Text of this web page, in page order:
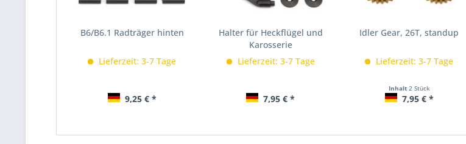
B6/B6.1 Radträger hinten
Lieferzeit: 3-7 Tage
9,25 € *
Halter für Heckflügel und
Karosserie
Lieferzeit: 3-7 Tage
7,95 € *
Idler Gear, 26T, standup
Lieferzeit: 3-7 Tage
Inhalt 2 Stück
7,95 € *